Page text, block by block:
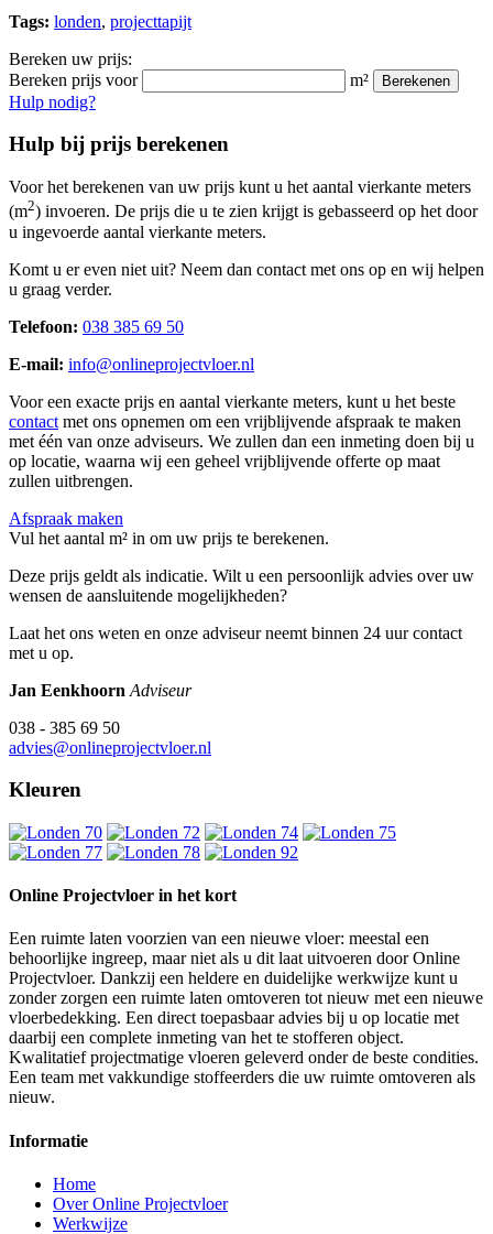
Tags: londen, projecttapijt
Bereken uw prijs:
Bereken prijs voor
m² Berekenen
Hulp nodig?
Hulp bij prijs berekenen
Voor het berekenen van uw prijs kunt u het aantal vierkante meters
(m2) invoeren. De prijs die u te zien krijgt is gebasseerd op het door
u ingevoerde aantal vierkante meters.
Komt u er even niet uit? Neem dan contact met ons op en wij helpen
u graag verder.
Telefoon: 038 385 69 50
E-mail: info@onlineprojectvloer.nl
Voor een exacte prijs en aantal vierkante meters, kunt u het beste
contact met ons opnemen om een vrijblijvende afspraak te maken
met één van onze adviseurs. We zullen dan een inmeting doen bij u
op locatie, waarna wij een geheel vrijblijvende offerte op maat
zullen uitbrengen.
Afspraak maken
Vul het aantal m² in om uw prijs te berekenen.
Deze prijs geldt als indicatie. Wilt u een persoonlijk advies over uw
wensen de aansluitende mogelijkheden?
Laat het ons weten en onze adviseur neemt binnen 24 uur contact
met u op.
Jan Eenkhoorn Adviseur
038 - 385 69 50
advies@onlineprojectvloer.nl
Kleuren
Online Projectvloer in het kort
Een ruimte laten voorzien van een nieuwe vloer: meestal een
behoorlijke ingreep, maar niet als u dit laat uitvoeren door Online
Projectvloer. Dankzij een heldere en duidelijke werkwijze kunt u
zonder zorgen een ruimte laten omtoveren tot nieuw met een nieuwe
vloerbedekking. Een direct toepasbaar advies bij u op locatie met
daarbij een complete inmeting van het te stofferen object.
Kwalitatief projectmatige vloeren geleverd onder de beste condities.
Een team met vakkundige stoffeerders die uw ruimte omtoveren als
nieuw.
Informatie
Home
Over Online Projectvloer
Werkwijze